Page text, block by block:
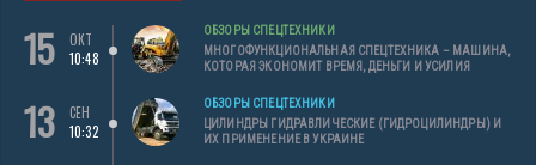
15
ОКТ
10:48
ОБЗОРЫ СПЕЦТЕХНИКИ
МНОГОФУНКЦИОНАЛЬНАЯ СПЕЦТЕХНИКА – МАШИНА,
КОТОРАЯ ЭКОНОМИТ ВРЕМЯ, ДЕНЬГИ И УСИЛИЯ
13
СЕН
10:32
ОБЗОРЫ СПЕЦТЕХНИКИ
ЦИЛИНДРЫ ГИДРАВЛИЧЕСКИЕ (ГИДРОЦИЛИНДРЫ) И
ИХ ПРИМЕНЕНИЕ В УКРАИНЕ